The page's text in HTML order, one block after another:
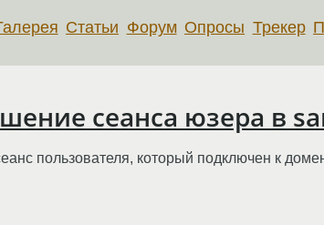
Статьи Форум Опросы Трекер
сеанса юзера в
пользователя, который подключен к